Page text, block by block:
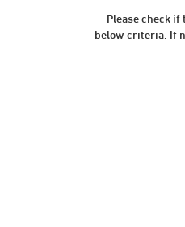
Please check
below criteria. If